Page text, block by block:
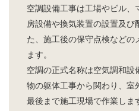
空調設備工事は工場やビル、
房設備や換気装置の設置及び
た、施工後の保守点検などの
ます。
空調の正式名称は空気調和設
物の躯体工事から関わり、室
最後まで施工現場で作業しま